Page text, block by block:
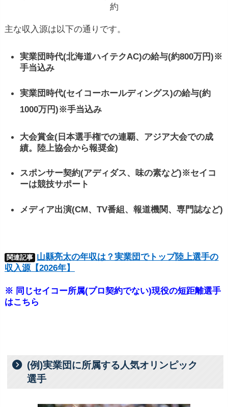
約
主な収入源は以下の通りです。
実業団時代(北海道ハイテクAC)の給与(約800万円)※
手当込み
実業団時代(セイコーホールディングス)の給与(約
1000万円)※手当込み
大会賞金(日本選手権での連覇、アジア大会での成
績。陸上協会から報奨金)
スポンサー契約(アディダス、味の素など)※セイコ
ーは競技サポート
メディア出演(CM、TV番組、報道機関、専門誌など)
関連記事 山縣亮太の年収は？実業団でトップ陸上選手の
収入源【2026年】
※ 同じセイコー所属(プロ契約でない)現役の短距離選手
はこちら
(例)実業団に所属する人気オリンピック
選手